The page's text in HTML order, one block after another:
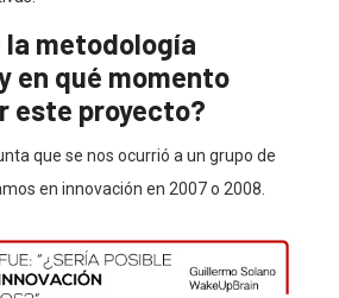
la metodología
en qué momento
este proyecto?
que se nos ocurrió a un grupo de
en innovación en 2007 o 2008.